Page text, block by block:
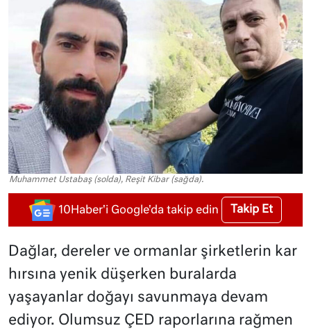
Muhammet Ustabaş (solda), Reşit Kibar (sağda).
10Haber'i Google'da takip edin Takip Et
Dağlar, dereler ve ormanlar şirketlerin kar
hırsına yenik düşerken buralarda
yaşayanlar doğayı savunmaya devam
ediyor. Olumsuz ÇED raporlarına rağmen